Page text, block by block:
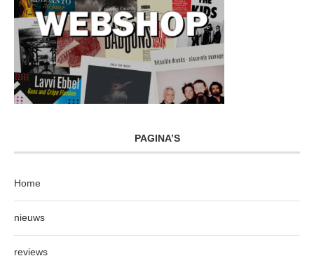
PAGINA’S
Home
nieuws
reviews